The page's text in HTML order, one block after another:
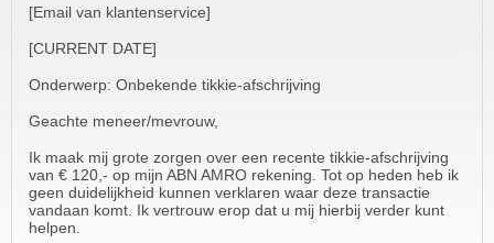
Voor Bedrijven
Login
[Email van klantenservice]
[CURRENT DATE]
Onderwerp: Onbekende tikkie-afschrijving
Geachte meneer/mevrouw,
Ik maak mij grote zorgen over een recente tikkie-afschrijving
van € 120,- op mijn ABN AMRO rekening. Tot op heden heb ik
geen duidelijkheid kunnen verklaren waar deze transactie
vandaan komt. Ik vertrouw erop dat u mij hierbij verder kunt
helpen.